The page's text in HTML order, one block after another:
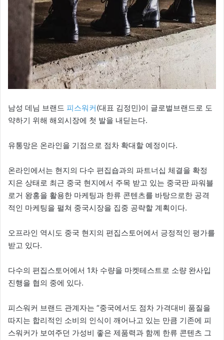
남성 데님 브랜드 피스워커(대표 김정민)이 글로벌브랜드로 도
약하기 위해 해외시장에 첫 발을 내딛는다.
유통망은 온라인을 기점으로 점차 확대할 예정이다.
온라인에서는 현지의 다수 편집숍과의 파트너십 체결을 확정
지은 상태로 최근 중국 현지에서 주목 받고 있는 중국판 파워블
로거 왕홍을 활용한 마케팅과 한류 콘텐츠를 바탕으로한 공격
적인 마케팅을 펼쳐 중국시장을 집중 공략할 계획이다.
오프라인 역시도 중국 현지의 편집스토어에서 긍정적인 평가를
받고 있다.
다수의 편집스토어에서 1차 수량을 마켓테스트로 소량 완사입
진행을 협의 중에 있다.
피스워커 브랜드 관계자는 “중국에서도 점차 가격대비 품질을
따지는 합리적인 소비의 인식이 깨어나고 있는 만큼 기존에 피
스워커가 보여주던 가성비 좋은 제품력과 함께 한류 콘텐츠 그